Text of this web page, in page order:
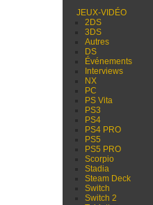
JEUX-VIDÉO
2DS
3DS
Autres
DS
Événements
Interviews
NX
PC
PS Vita
PS3
PS4
PS4 PRO
PS5
PS5 PRO
Scorpio
Stadia
Steam Deck
Switch
Switch 2